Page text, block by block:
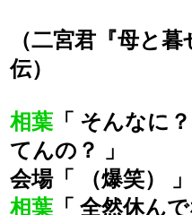
（二宮君『母と
伝）
相葉 「 そんなに
てんの？ 」
会場「 （爆笑） 」
相葉 「 全然休ん